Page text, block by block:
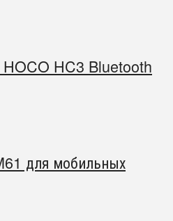
HOCO HC3 Bluetooth
для мобильных